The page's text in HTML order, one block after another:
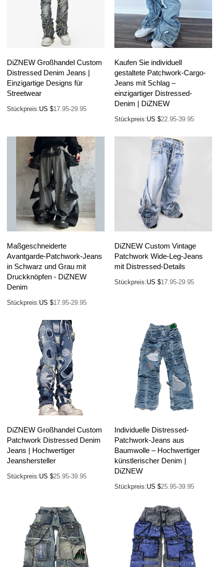
DiZNEW Großhandel Custom
Distressed Denim Jeans |
Einzigartige Designs für
Streetwear
Stückpreis:US $17.95-29.95
Kaufen Sie individuell
gestaltete Patchwork-Cargo-
Jeans mit Schlag –
einzigartiger Distressed-
Denim | DiZNEW
Stückpreis:US $22.95-39.95
Maßgeschneiderte
Avantgarde-Patchwork-Jeans
in Schwarz und Grau mit
Druckknöpfen - DiZNEW
Denim
Stückpreis:US $17.95-29.95
DiZNEW Custom Vintage
Patchwork Wide-Leg-Jeans
mit Distressed-Details
Stückpreis:US $17.95-29.95
DiZNEW Großhandel Custom
Patchwork Distressed Denim
Jeans | Hochwertiger
Jeanshersteller
Stückpreis:US $25.95-39.95
Individuelle Distressed-
Patchwork-Jeans aus
Baumwolle – Hochwertiger
künstlerischer Denim |
DiZNEW
Stückpreis:US $25.95-39.95